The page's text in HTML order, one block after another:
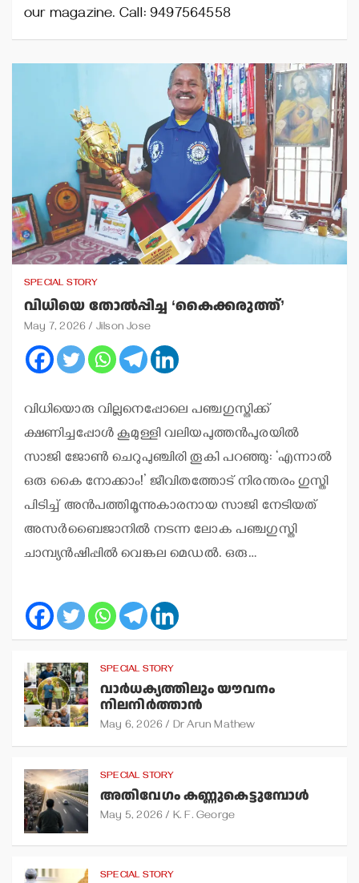
our magazine. Call: 9497564558
SPECIAL STORY
വിധിയെ തോല്‍പ്പിച്ച ‘കൈക്കരുത്ത്’
May 7, 2026 Jilson Jose
വിധിയൊരു വില്ലനെപ്പോലെ പഞ്ചഗുസ്തിക്ക്
ക്ഷണിച്ചപ്പോള്‍ കൂമുള്ളി വലിയപുത്തന്‍പുരയില്‍
സാജി ജോണ്‍ ചെറുപുഞ്ചിരി തൂകി പറഞ്ഞു: ‘എന്നാല്‍
ഒരു കൈ നോക്കാം!’ ജീവിതത്തോട് നിരന്തരം ഗുസ്തി
പിടിച്ച് അന്‍പത്തിമൂന്നുകാരനായ സാജി നേടിയത്
അസര്‍ബൈജാനില്‍ നടന്ന ലോക പഞ്ചഗുസ്തി
ചാമ്പ്യന്‍ഷിപ്പില്‍ വെങ്കല മെഡല്‍. ഒരു…
SPECIAL STORY
വാര്‍ധക്യത്തിലും യൗവനം
നിലനിര്‍ത്താന്‍
May 6, 2026 Dr Arun Mathew
SPECIAL STORY
അതിവേഗം കണ്ണുകെട്ടുമ്പോള്‍
May 5, 2026 K. F. George
SPECIAL STORY